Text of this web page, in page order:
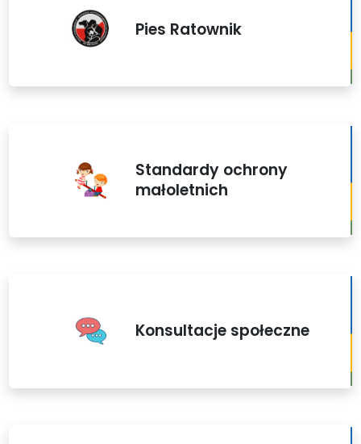
Pies Ratownik
Standardy ochrony
małoletnich
Konsultacje społeczne